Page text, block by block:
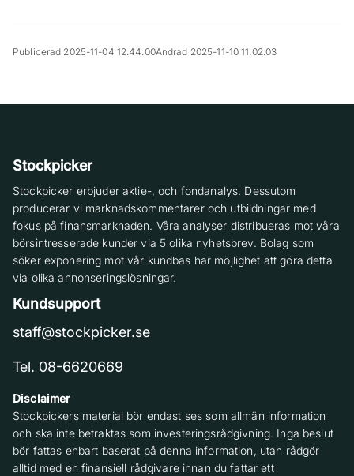
Publicerad 2025-11-04 12:44:00Ändrad 2025-11-10 11:02:03
Stockpicker
Stockpicker erbjuder aktie-, och fondanalys. Dessutom
producerar vi marknadskommentarer och utbildningar med
fokus på finansmarknaden. Våra analyser distribueras mot våra
börsintresserade kunder via 5 olika nyhetsbrev. Bolag som
söker exponering mot vår kundbas har möjlighet att göra detta
via olika annonseringslösningar.
Kundsupport
staff@stockpicker.se
Tel. 08-6620669
Disclaimer
Stockpickers material bör endast ses som allmän information
och ska inte betraktas som investeringsrådgivning. Inga beslut
bör fattas enbart baserat på denna information, utan rådgör
alltid med en finansiell rådgivare innan du fattar ett